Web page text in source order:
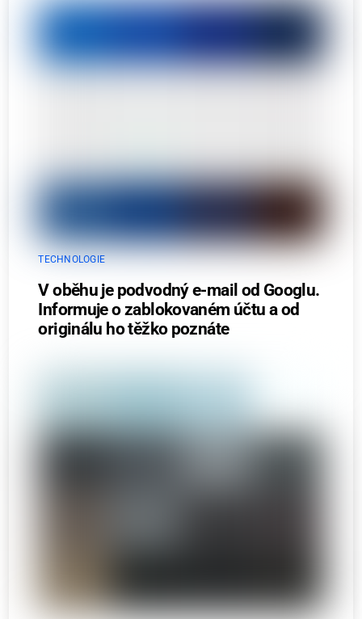
TECHNOLOGIE
V oběhu je podvodný e-mail od Googlu.
Informuje o zablokovaném účtu a od
originálu ho těžko poznáte